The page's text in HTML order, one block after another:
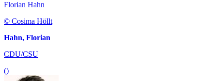
Florian Hahn
© Cosima Höllt
Hahn, Florian
CDU/CSU
()